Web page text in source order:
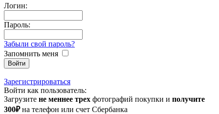
Логин:
Пароль:
Забыли свой пароль?
Запомнить меня
Зарегистрироваться
Войти как пользователь:
Загрузите не меннее трех фотографий покупки и получите
300₽на телефон или счет Сбербанка